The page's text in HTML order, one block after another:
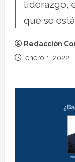
liderazgo,
que se
Redacción
enero 1, 2022